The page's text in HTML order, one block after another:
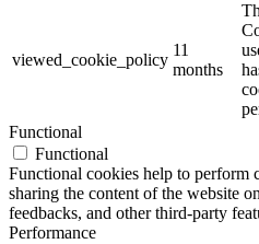
viewed_cookie_policy
11
months
Functional
Functional
Functional cookies help to perform
sharing the content of the website
feedbacks, and other third-party
Performance